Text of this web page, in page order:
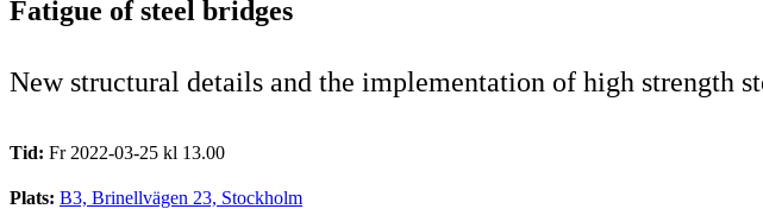
Fatigue of steel bridges
New structural details and the implementation of high strength
Tid: Fr 2022-03-25 kl 13.00
Plats: B3, Brinellvägen 23, Stockholm